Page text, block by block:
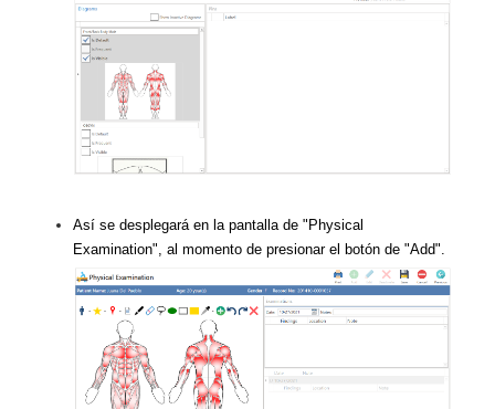
Así se desplegará en la pantalla de "Physical
Examination", al momento de presionar el botón de "Add".